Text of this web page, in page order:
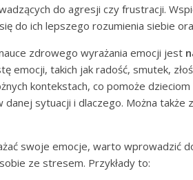
do agresji czy frustracji.
do ich lepszego rozumienia siebie
zdrowego wyrażania emocji jest
emocji, takich jak radość, smutek,
kontekstach, co pomoże
danej sytuacji i dlaczego. Można także
swoje emocje, warto wprowadzić
ze stresem. Przykłady to: